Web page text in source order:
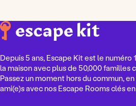
Depuis 5 ans, Escape Kit est le numéro
la maison avec plus de 50,000 familles
Passez un moment hors du commun,
ami(e)s avec nos Escape Rooms clés